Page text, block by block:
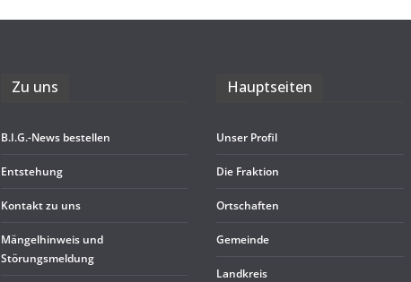
Zu uns
B.I.G.-News bestel­len
Ent­ste­hung
Kon­takt zu uns
Män­gel­hin­weis und
Störungsmeldung
Haupt­sei­ten
Unser Pro­fil
Die Frak­tion
Ort­schaf­ten
Gemeinde
Land­kreis